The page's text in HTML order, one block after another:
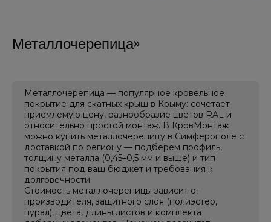
черепица
Термопанели
(120/90)
профнастил
лестницы
Режим работы
ПН-
ПТ:
09-
00
до
18-
00
Металлочерепица
Металлочерепица — популярное кровельное
покрытие для скатных крыш в Крыму: сочетает
приемлемую цену, разнообразие цветов RAL и
относительно простой монтаж. В КровМонтаж
можно купить металлочерепицу в Симферополе с
доставкой по региону — подберём профиль,
толщину металла (0,45–0,5 мм и выше) и тип
покрытия под ваш бюджет и требования к
долговечности.
Стоимость металлочерепицы зависит от
производителя, защитного слоя (полиэстер,
пурал), цвета, длины листов и комплекта